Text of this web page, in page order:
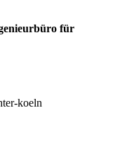
für
koeln